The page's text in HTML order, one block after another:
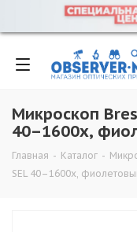
Микроскоп
40–1600x,
Главная - Каталог -
SEL 40–1600x,